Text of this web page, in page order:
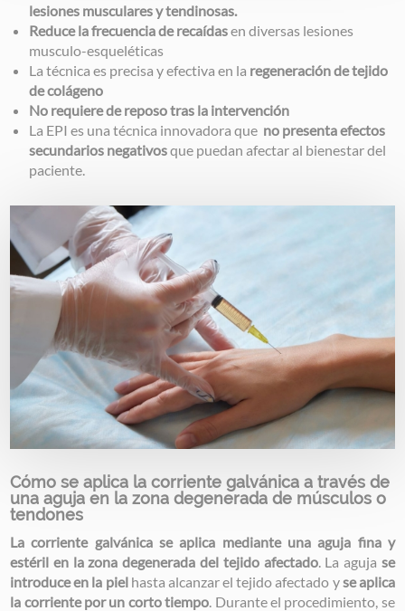
lesiones musculares y tendinosas.
Reduce la frecuencia de recaídasen diversas lesiones
musculo-esqueléticas
La técnica es precisa y efectiva en la regeneración de tejido
de colágeno
No requiere de reposo tras la intervención
La EPI es una técnica innovadora que no presenta efectos
secundarios negativosque puedan afectar al bienestar del
paciente.
Cómo se aplica la corriente galvánica a través de
una aguja en la zona degenerada de músculos o
tendones
La corriente galvánica se aplica mediante una aguja fina y
estéril en la zona degenerada del tejido afectado. La aguja se
introduce en la piel hasta alcanzar el tejido afectado y se aplica
la corriente por un corto tiempo . Durante el procedimiento, se